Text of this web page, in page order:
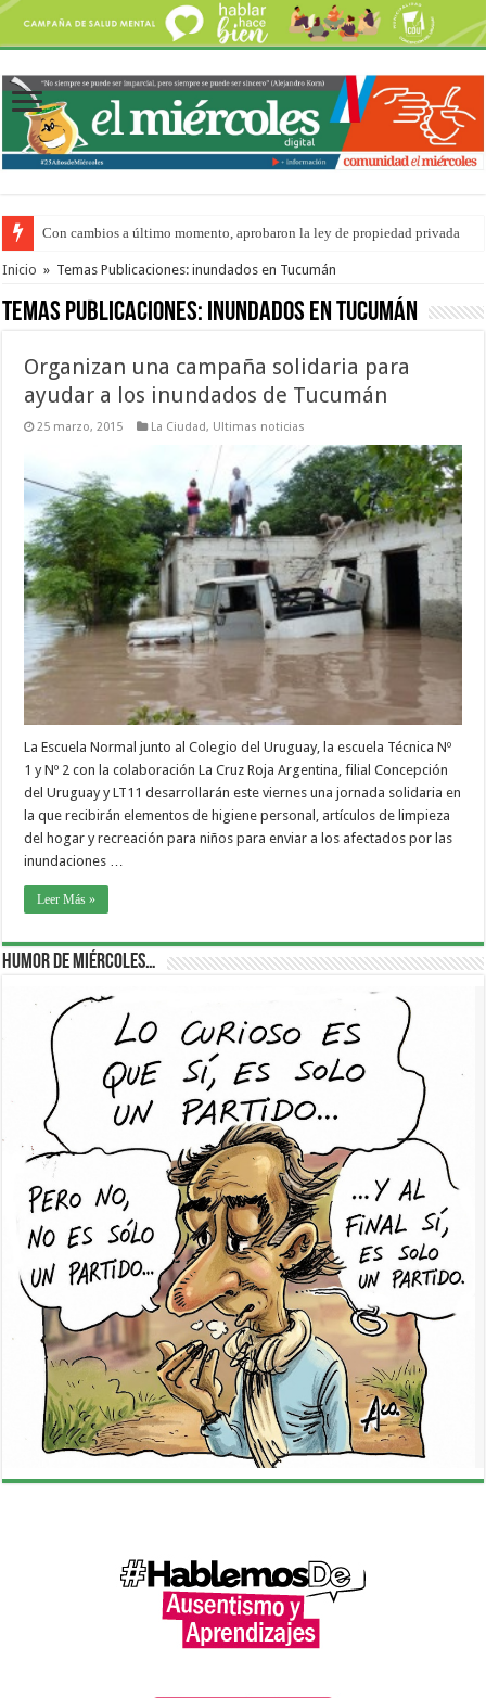
Con cambios a último momento, aprobaron la ley de propiedad privada
Adopción en Entre Ríos: el 35% de los 90 niños, niñas y adolescentes que
Inicio » Temas Publicaciones: inundados en Tucumán
Temas Publicaciones: inundados en Tucumán
Organizan una campaña solidaria para
ayudar a los inundados de Tucumán
25 marzo, 2015 La Ciudad, Ultimas noticias
La Escuela Normal junto al Colegio del Uruguay, la escuela Técnica Nº
1 y Nº 2 con la colaboración La Cruz Roja Argentina, filial Concepción
del Uruguay y LT11 desarrollarán este viernes una jornada solidaria en
la que recibirán elementos de higiene personal, artículos de limpieza
del hogar y recreación para niños para enviar a los afectados por las
inundaciones …
Leer Más »
Humor de Miércoles…